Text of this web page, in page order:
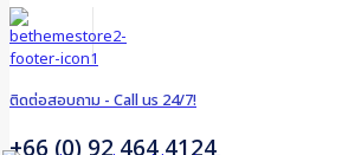
ติดต่อสอบถาม - Call us 24/7!